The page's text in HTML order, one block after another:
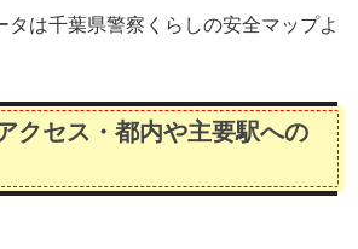
は千葉県警察くらしの安全マップよ
クセス・都内や主要駅への